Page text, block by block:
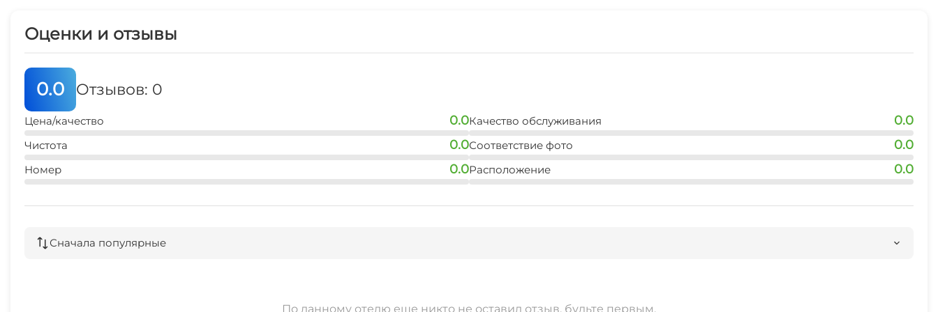
Оценки и отзывы
0.0 Отзывов: 0
Цена/качество 0.0
Чистота 0.0
Номер 0.0
Качество обслуживания 0.0
Соответствие фото 0.0
Расположение 0.0
Сначала популярные
По данному отелю еще никто не оставил отзыв, будьте первым.